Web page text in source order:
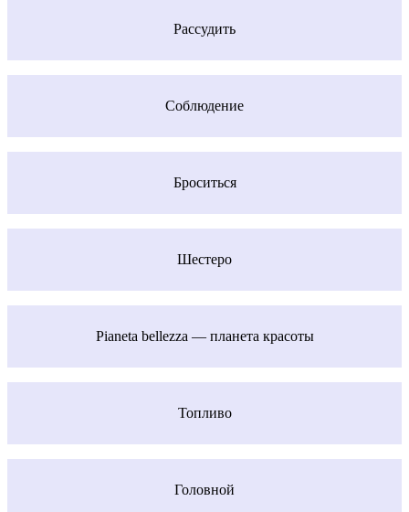
Рассудить
Соблюдение
Броситься
Шестеро
Pianeta bellezza — планета красоты
Топливо
Головной